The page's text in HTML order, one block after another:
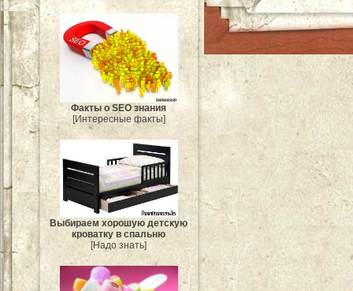
Факты о SEO знания
[Интересные факты]
Выбираем хорошую детскую
кроватку в спальню
[Надо знать]